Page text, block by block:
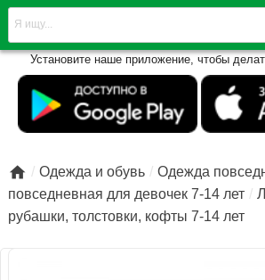
Установите наше приложение, чтобы
 Одежда и обувь Одежда
повседневная для девочек 7-14 лет
рубашки, толстовки, кофты 7-14 лет